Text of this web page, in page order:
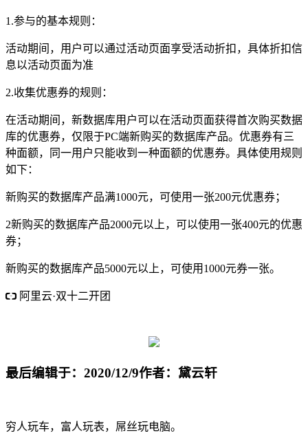
1.参与的基本规则：
活动期间，用户可以通过活动页面享受活动折扣，具体折扣信
息以活动页面为准
2.收集优惠券的规则：
在活动期间，新数据库用户可以在活动页面获得首次购买数据
库的优惠券，仅限于PC端新购买的数据库产品。优惠券有三
种面额，同一用户只能收到一种面额的优惠券。具体使用规则
如下：
新购买的数据库产品满1000元，可使用一张200元优惠券；
2新购买的数据库产品2000元以上，可以使用一张400元的优惠
券；
新购买的数据库产品5000元以上，可使用1000元券一张。
阿里云·双十二开团
最后编辑于：2020/12/9作者：黛云轩
穷人玩车，富人玩表，屌丝玩电脑。